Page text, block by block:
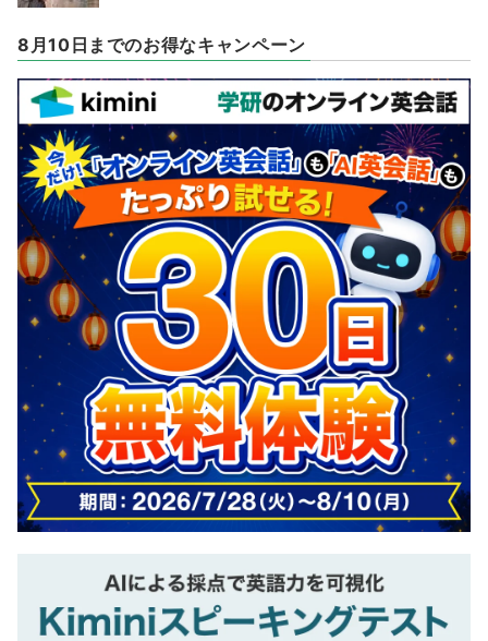
8月10日までのお得なキャンペーン